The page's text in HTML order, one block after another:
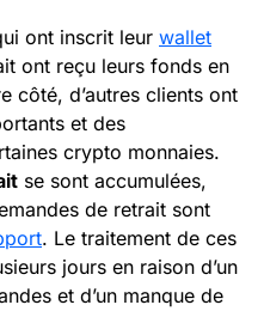
ont inscrit leur wallet
ont reçu leurs fonds en
côté, d’autres clients ont
et des
crypto monnaies.
se sont accumulées,
de retrait sont
. Le traitement de ces
jours en raison d’un
et d’un manque de